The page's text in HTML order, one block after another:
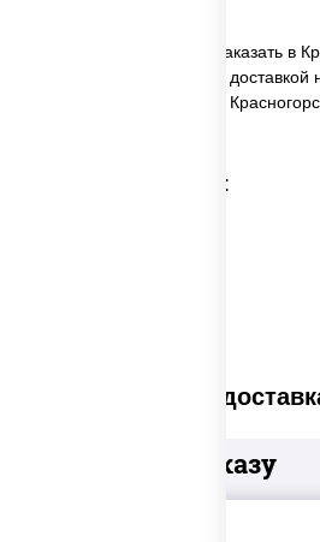
✅ Спайс ролл с тунцом заказать в
✅ Спайс ролл с тунцом с доставкой
✅ Спайс ролл с тунцом в
Категории товара:
Платная
Добавьте к заказу